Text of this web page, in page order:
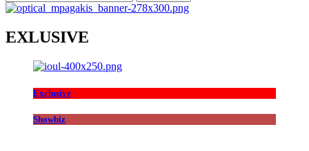
για:
EXLUSIVE
Exclusive
Showbiz